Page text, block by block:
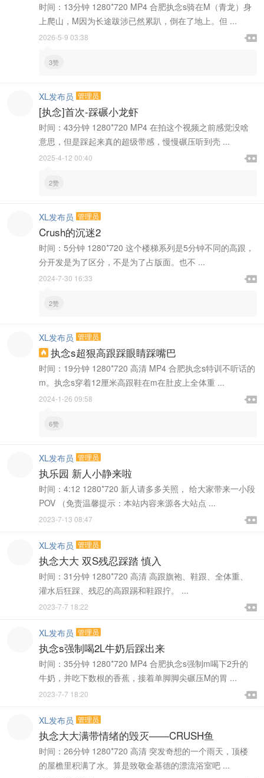
时间：13分钟 1280*720 MP4 合肥执念s骑在M（青龙）身
上爬山，M因为长途跋涉已然累趴，倒在了地上。但 ...

2026-5-9 03:38 
3赞
XL发布员 管理员
[执念]首次-踩碾小龙虾
时间：43分钟 1280*720 MP4 在拍这个视频之前感觉没啥
意思，但是踩起来真的超级带感，慢慢碾压听到壳 ...

2025-4-12 00:40 
2赞
XL发布员 管理员
Crush的沉迷2
时间：5分钟 1280*720 这个楼梯系列是5分钟不同的高跟，
分开发是为了区分，不是为了占版面。也不 ...

2024-7-30 16:33 
2赞
XL发布员 管理员
 执念s超狠高跟踩眼睛踩嘴巴
时间：19分钟 1280*720 高清 MP4 合肥执念s特训不听话的
m。执念s穿着12厘米高跟鞋在m在肚皮上全体重 ...

2024-1-26 09:58 
6赞
XL发布员 管理员
执乐园 新人小静来啦
时间：4:12 1280*720 新人请多多关照， 给大家带来一小段
POV （免责温馨提示：本站内容来源各大站点 ...

2023-7-13 08:47 
XL发布员 管理员
执念大大 双S残忍踩踏 慎入
时间：31分钟 1280*720 高清 高跟旗袍、鞋跟、全体重、
灌水后狂踩、残忍的高跟踢和鞋跟拧。 ...

2023-7-7 18:22 
XL发布员 管理员
执念s强制喝2L牛奶后踩出来
时间：35分钟 1280*720 MP4 合肥执念s强制m喝下2升的
牛奶，并吃下数根的香蕉，接着单脚脚尖碾压M的胃 ...

2023-7-7 18:20 
XL发布员 管理员
执念大大满带情绪的毁灭——CRUSH鱼
时间：26分钟 1280*720 高清 突发奇想的一个雨天，顶楼
的屋檐里积满了水。算是致敬金基德的漂流浴室吧 ...